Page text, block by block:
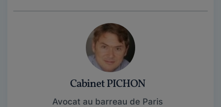
Cabinet PICHON
Avocat au barreau de Paris